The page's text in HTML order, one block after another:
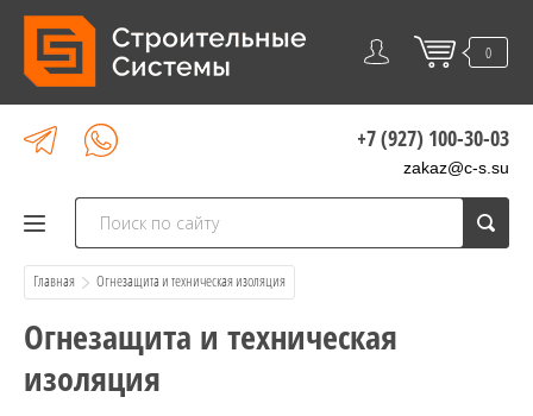
0
+7 (927) 100-30-03
zakaz@c-s.su
Главная
  Огнезащита и техническая изоляция
Огнезащита и техническая
изоляция